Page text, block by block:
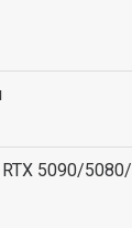
RTX 5090/